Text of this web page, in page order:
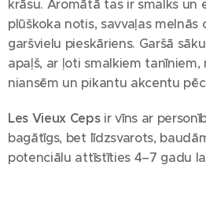
krāsu. Aromātā tas ir smalks un
plūškoka notis, savvaļas melnās
garšvielu pieskāriens. Garšā
apaļš, ar ļoti smalkiem tanīniem,
niansēm un pikantu akcentu
Les Vieux Cepsir vīns ar
bagātīgs, bet līdzsvarots,
potenciālu attīstīties 4–7 gadu